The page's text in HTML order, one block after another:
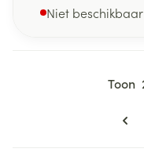
Niet beschikbaar
Toon